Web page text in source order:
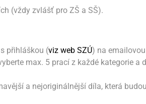
(vždy zvlášť pro ZŠ a SŠ).
přihláškou (viz web SZÚ) na
max. 5 prací z každé kategorie a
a nejoriginálnější díla, která